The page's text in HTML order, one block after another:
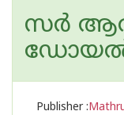
സര്‍
Publisher :